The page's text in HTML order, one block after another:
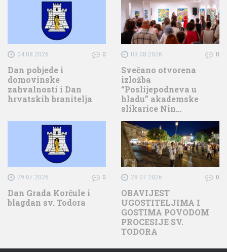
04.08.2026 0
Dan pobjede i
domovinske
zahvalnosti i Dan
hrvatskih branitelja
03.08.2026 0
Svečano otvorena
izložba
“Poslijepodneva u
hladu” akademske
slikarice Nin…
29.07.2026 0
Dan Grada Korčule i
blagdan sv. Todora
28.07.2026 0
OBAVIJEST
UGOSTITELJIMA I
GOSTIMA POVODOM
PROCESIJE SV.
TODORA